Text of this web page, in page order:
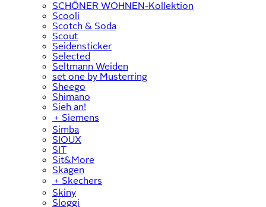
SCHÖNER WOHNEN-Kollektion
Scooli
Scotch & Soda
Scout
Seidensticker
Selected
Seltmann Weiden
set one by Musterring
Sheego
Shimano
Sieh an!
﹢ Siemens
Simba
SIOUX
SIT
Sit&More
Skagen
﹢ Skechers
Skiny
Sloggi